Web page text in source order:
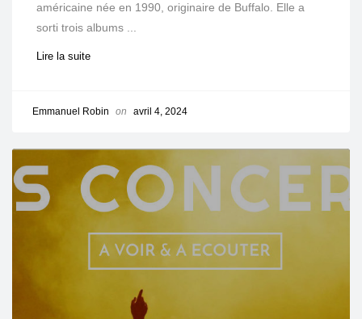
américaine née en 1990, originaire de Buffalo. Elle a
sorti trois albums ...
Lire la suite
Emmanuel Robin on avril 4, 2024